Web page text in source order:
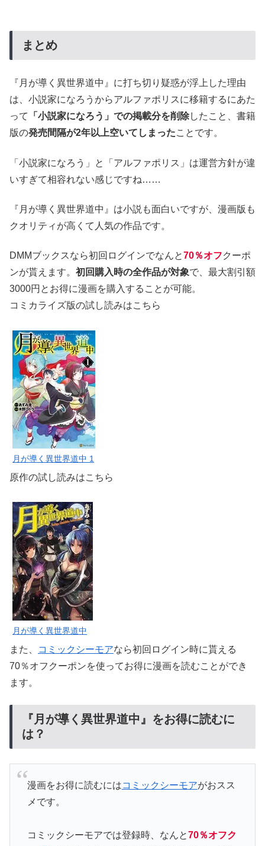
まとめ
『月が導く異世界道中』に打ち切り疑惑が浮上した理由
は、小説家になろうからアルファポリスに移籍するにあた
って
「小説家になろう」での掲載分を削除したこと、書籍
版の発売間隔が2年以上空いてしまったことです。
「小説家になろう」と「アルファポリス」は運営方針が違
いすぎて相容れない感じですね……
『月が導く異世界道中』は小説も面白いですが、漫画版も
クオリティが高くて人気の作品です。
DMMブックスなら初回ログインでなんと70％オフクーポ
ンが貰えます。 初回購入時の全作品が対象で、最大割引額
3000円とお得に漫画を購入することが可能。
コミカライズ版の試し読みはこちら
月が導く異世界道中 1
原作の試し読みはこちら
月が導く異世界道中
また、 コミックシーモアなら初回ログイン時に貰える
70％オフクーポンを使ってお得に漫画を読むことができ
ます。
『月が導く異世界道中』をお得に読むに
は？
漫画をお得に読むにはコミックシーモアがおスス
メです。
コミックシーモアでは登録時、なんと70％オフク